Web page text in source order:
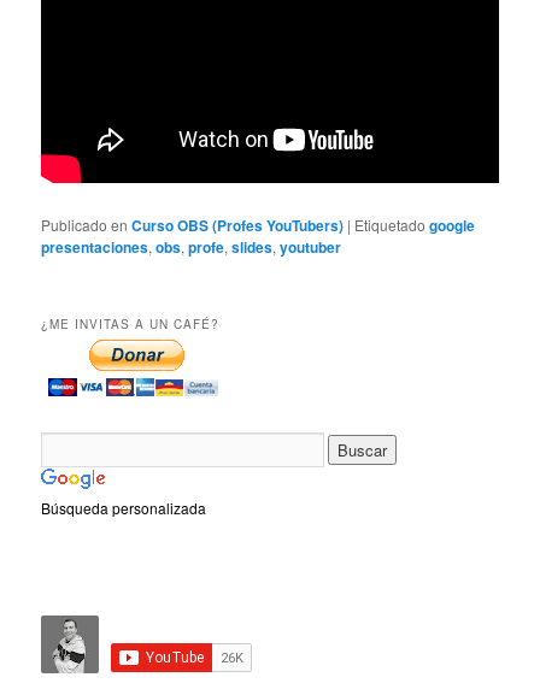
Publicado en Curso OBS (Profes YouTubers) | Etiquetado google
presentaciones,obs,profe,slides,youtuber
¿ME INVITAS A UN CAFÉ?
Búsqueda personalizada